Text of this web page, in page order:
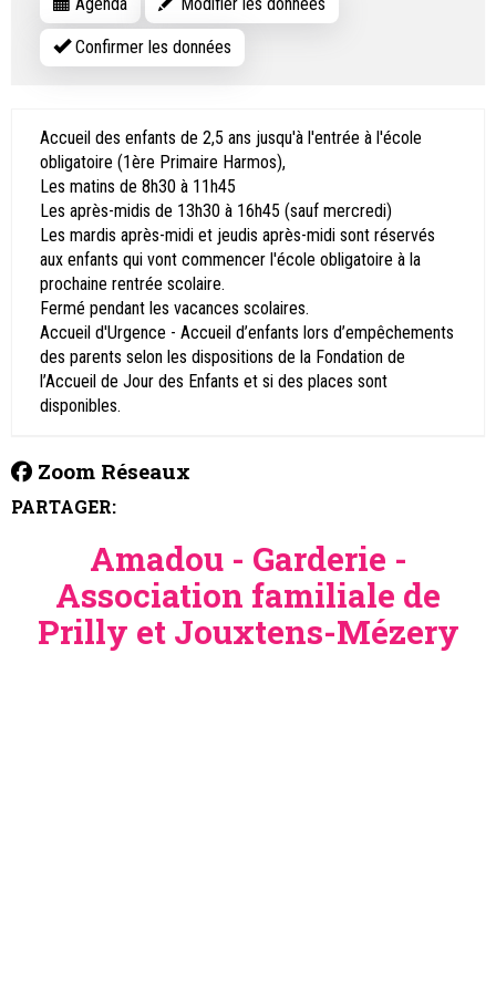
Confirmer les données
Accueil des enfants de 2,5 ans jusqu'à l'entrée à l'école
obligatoire (1ère Primaire Harmos),
Les matins de 8h30 à 11h45
Les après-midis de 13h30 à 16h45 (sauf mercredi)
Les mardis après-midi et jeudis après-midi sont réservés
aux enfants qui vont commencer l'école obligatoire à la
prochaine rentrée scolaire.
Fermé pendant les vacances scolaires.
Accueil d'Urgence - Accueil d’enfants lors d’empêchements
des parents selon les dispositions de la Fondation de
l’Accueil de Jour des Enfants et si des places sont
disponibles.
Zoom Réseaux
PARTAGER:
Amadou - Garderie -
Association familiale de
Prilly et Jouxtens-Mézery